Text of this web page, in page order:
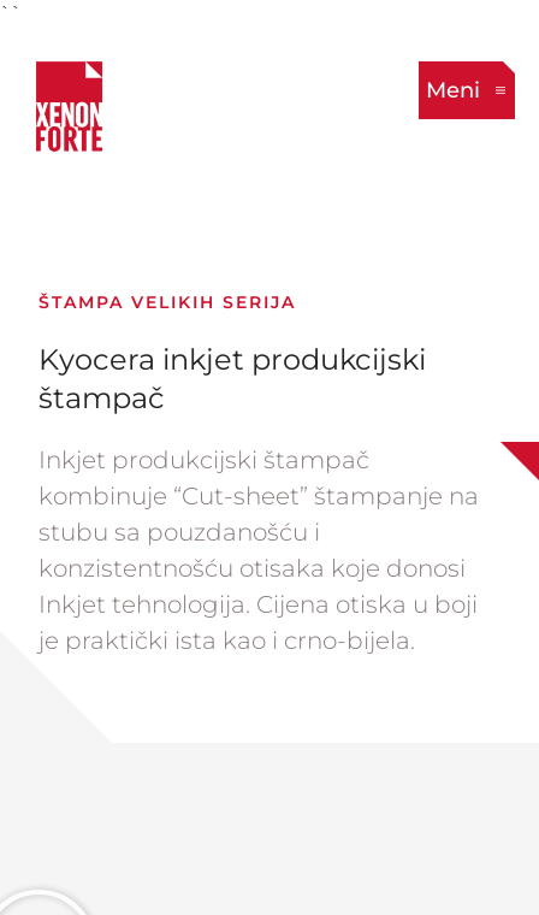
``
Meni
ŠTAMPA VELIKIH SERIJA
Kyocera inkjet produkcijski
štampač
Inkjet produkcijski štampač
kombinuje “Cut-sheet” štampanje na
stubu sa pouzdanošću i
konzistentnošću otisaka koje donosi
Inkjet tehnologija. Cijena otiska u boji
je praktički ista kao i crno-bijela.